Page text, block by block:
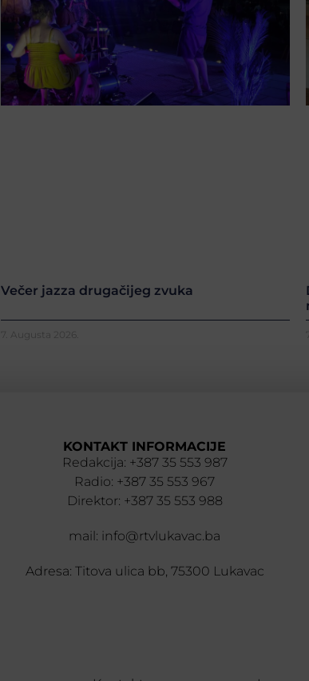
Večer jazza drugačijeg zvuka
7. Augusta 2026.
KONTAKT INFORMACIJE
Redakcija: +387 35 553 987
Radio: +387 35 553 967
Direktor: +387 35 553 988
mail: info@rtvlukavac.ba
Adresa: Titova ulica bb, 75300 Lukavac